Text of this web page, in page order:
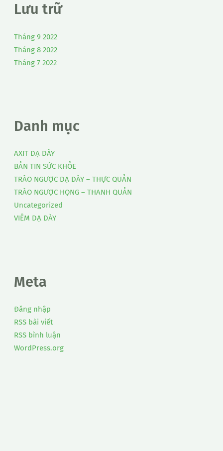
Lưu trữ
Tháng 9 2022
Tháng 8 2022
Tháng 7 2022
Danh mục
AXIT DẠ DÀY
BẢN TIN SỨC KHỎE
TRÀO NGƯỢC DẠ DÀY – THỰC QUẢN
TRÀO NGƯỢC HỌNG – THANH QUẢN
Uncategorized
VIÊM DẠ DÀY
Meta
Đăng nhập
RSS bài viết
RSS bình luận
WordPress.org